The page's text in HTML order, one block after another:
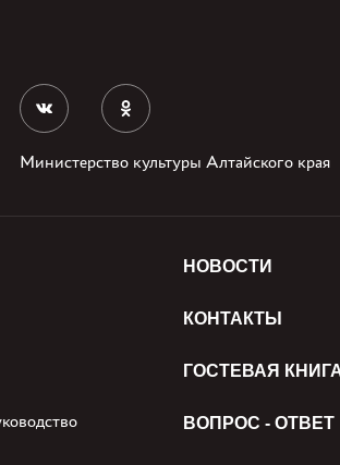
Министерство культуры Алтайского края
НОВОСТИ
КОНТАКТЫ
ГОСТЕВАЯ
ВОПРОС - ОТВЕТ